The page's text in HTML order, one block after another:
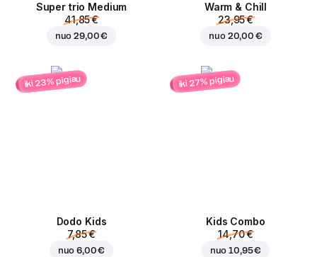
Super trio Medium
41,85 €
nuo29,00 €
Warm & Chill
23,95 €
nuo 20,00 €
iki 23% pigiau
Dodo Kids
7,85 €
nuo6,00 €
iki 27% pigiau
Kids Combo
14,70 €
nuo10,95 €